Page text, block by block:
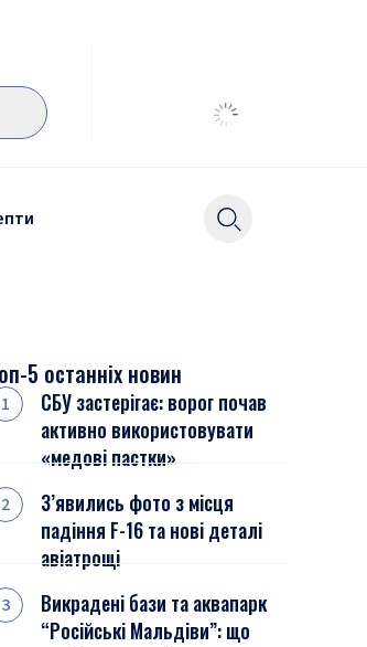
5 останніх новин
СБУ застерігає: ворог почав
активно використовувати
«медові пастки»
З’явились фото з місця
падіння F-16 та нові деталі
авіатрощі
Викрадені бази та аквапарк
“Російські Мальдіви”: що